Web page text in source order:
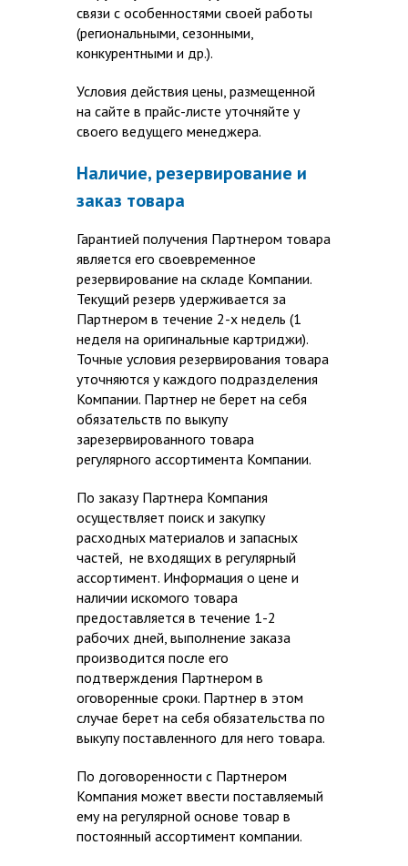
связи с особенностями своей работы
(региональными, сезонными,
конкурентными и др.).
Условия действия цены, размещенной
на сайте в прайс-листе уточняйте у
своего ведущего менеджера.
Наличие, резервирование и
заказ товара
Гарантией получения Партнером товара
является его своевременное
резервирование на складе Компании.
Текущий резерв удерживается за
Партнером в течение 2-х недель (1
неделя на оригинальные картриджи).
Точные условия резервирования товара
уточняются у каждого подразделения
Компании. Партнер не берет на себя
обязательств по выкупу
зарезервированного товара
регулярного ассортимента Компании.
По заказу Партнера Компания
осуществляет поиск и закупку
расходных материалов и запасных
частей, не входящих в регулярный
ассортимент. Информация о цене и
наличии искомого товара
предоставляется в течение 1-2
рабочих дней, выполнение заказа
производится после его
подтверждения Партнером в
оговоренные сроки. Партнер в этом
случае берет на себя обязательства по
выкупу поставленного для него товара.
По договоренности с Партнером
Компания может ввести поставляемый
ему на регулярной основе товар в
постоянный ассортимент компании.